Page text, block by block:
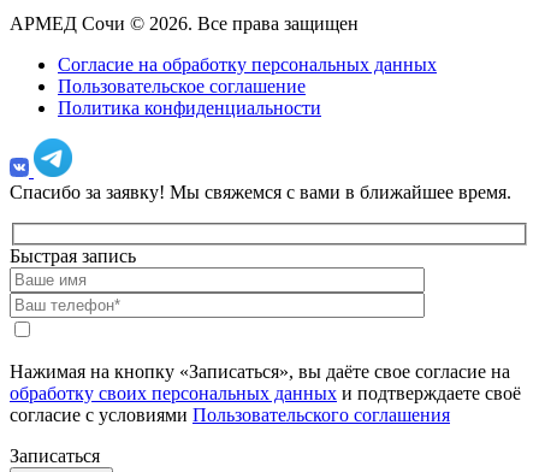
АРМЕД Сочи © 2026. Все права защищен
Согласие на обработку персональных данных
Пользовательское соглашение
Политика конфиденциальности
Спасибо за заявку! Мы свяжемся с вами в ближайшее время.
Быстрая запись
Нажимая на кнопку «Записаться», вы даёте свое согласие на
обработку своих персональных данных и подтверждаете своё
согласие с условиями Пользовательского соглашения
Записаться